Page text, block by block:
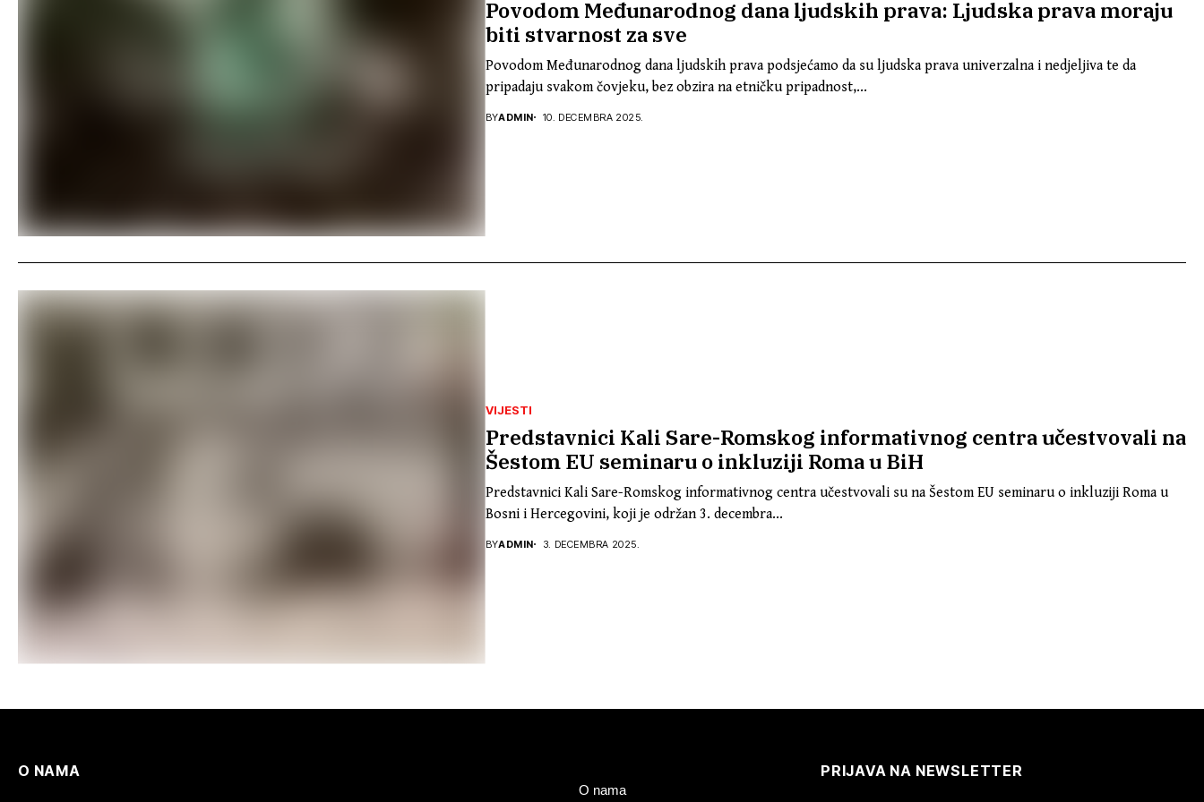
Povodom Međunarodnog dana ljudskih prava: Ljudska prava moraju
biti stvarnost za sve
Povodom Međunarodnog dana ljudskih prava podsjećamo da su ljudska prava univerzalna i nedjeljiva te da
pripadaju svakom čovjeku, bez obzira na etničku pripadnost,...
BYADMIN 10. DECEMBRA 2025.
VIJESTI
Predstavnici Kali Sare-Romskog informativnog centra učestvovali na
Šestom EU seminaru o inkluziji Roma u BiH
Predstavnici Kali Sare-Romskog informativnog centra učestvovali su na Šestom EU seminaru o inkluziji Roma u
Bosni i Hercegovini, koji je održan 3. decembra...
BYADMIN 3. DECEMBRA 2025.
O NAMA
O nama
PRIJAVA NA NEWSLETTER